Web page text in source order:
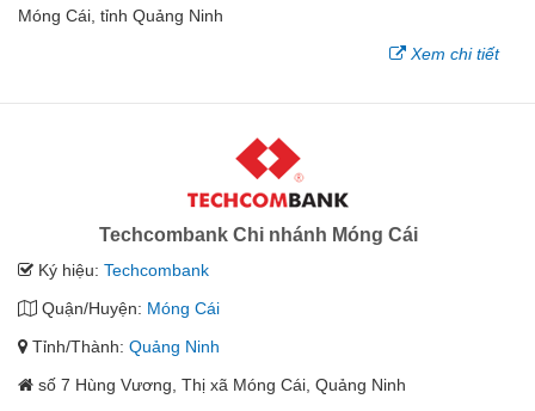
Móng Cái, tỉnh Quảng Ninh
Xem chi tiết
Techcombank Chi nhánh Móng Cái
Ký hiệu: Techcombank
Quận/Huyện: Móng Cái
Tỉnh/Thành: Quảng Ninh
số 7 Hùng Vương, Thị xã Móng Cái, Quảng Ninh